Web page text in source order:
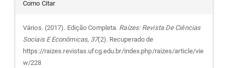
do
artigo
Como Citar
Vários. (2017). Edição Completa. Raízes: Revista De Ciências
Sociais E Econômicas, 37(2). Recuperado de
https://raizes.revistas.ufcg.edu.br/index.php/raizes/article/vie
w/228